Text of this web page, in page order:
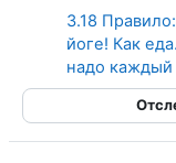
3.18
йоге! Как
надо каждый